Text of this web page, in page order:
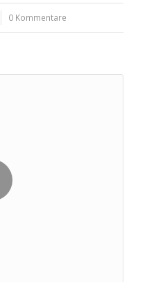
0 Kommentare